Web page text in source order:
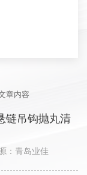
章内容
链吊钩抛丸清
：青岛业佳